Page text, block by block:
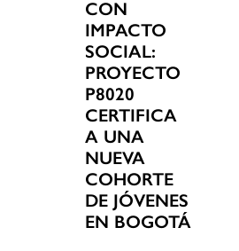
CON
IMPACTO
SOCIAL:
PROYECTO
P8020
CERTIFICA
A UNA
NUEVA
COHORTE
DE JÓVENES
EN BOGOTÁ